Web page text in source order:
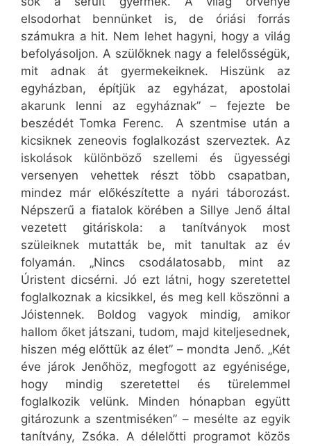
elsodorhat bennünket is, de óriási forrás
számukra a hit. Nem lehet hagyni, hogy a világ
befolyásoljon. A szülőknek nagy a felelősségük,
mit adnak át gyermekeiknek. Hiszünk az
egyházban, építjük az egyházat, apostolai
akarunk lenni az egyháznak” – fejezte be
beszédét Tomka Ferenc. A szentmise után a
kicsiknek zeneovis foglalkozást szerveztek. Az
iskolások különböző szellemi és ügyességi
versenyen vehettek részt több csapatban,
mindez már előkészítette a nyári táborozást.
Népszerű a fiatalok körében a Sillye Jenő által
vezetett gitáriskola: a tanítványok most
szüleiknek mutatták be, mit tanultak az év
folyamán. „Nincs csodálatosabb, mint az
Úristent dicsérni. Jó ezt látni, hogy szeretettel
foglalkoznak a kicsikkel, és meg kell köszönni a
Jóistennek. Boldog vagyok mindig, amikor
hallom őket játszani, tudom, majd kiteljesednek,
hiszen még előttük az élet” – mondta Jenő. „Két
éve járok Jenőhöz, megfogott az egyénisége,
hogy mindig szeretettel és türelemmel
foglalkozik velünk. Minden hónapban együtt
gitározunk a szentmiséken” – mesélte az egyik
tanítvány, Zsóka. A délelőtti programot közös